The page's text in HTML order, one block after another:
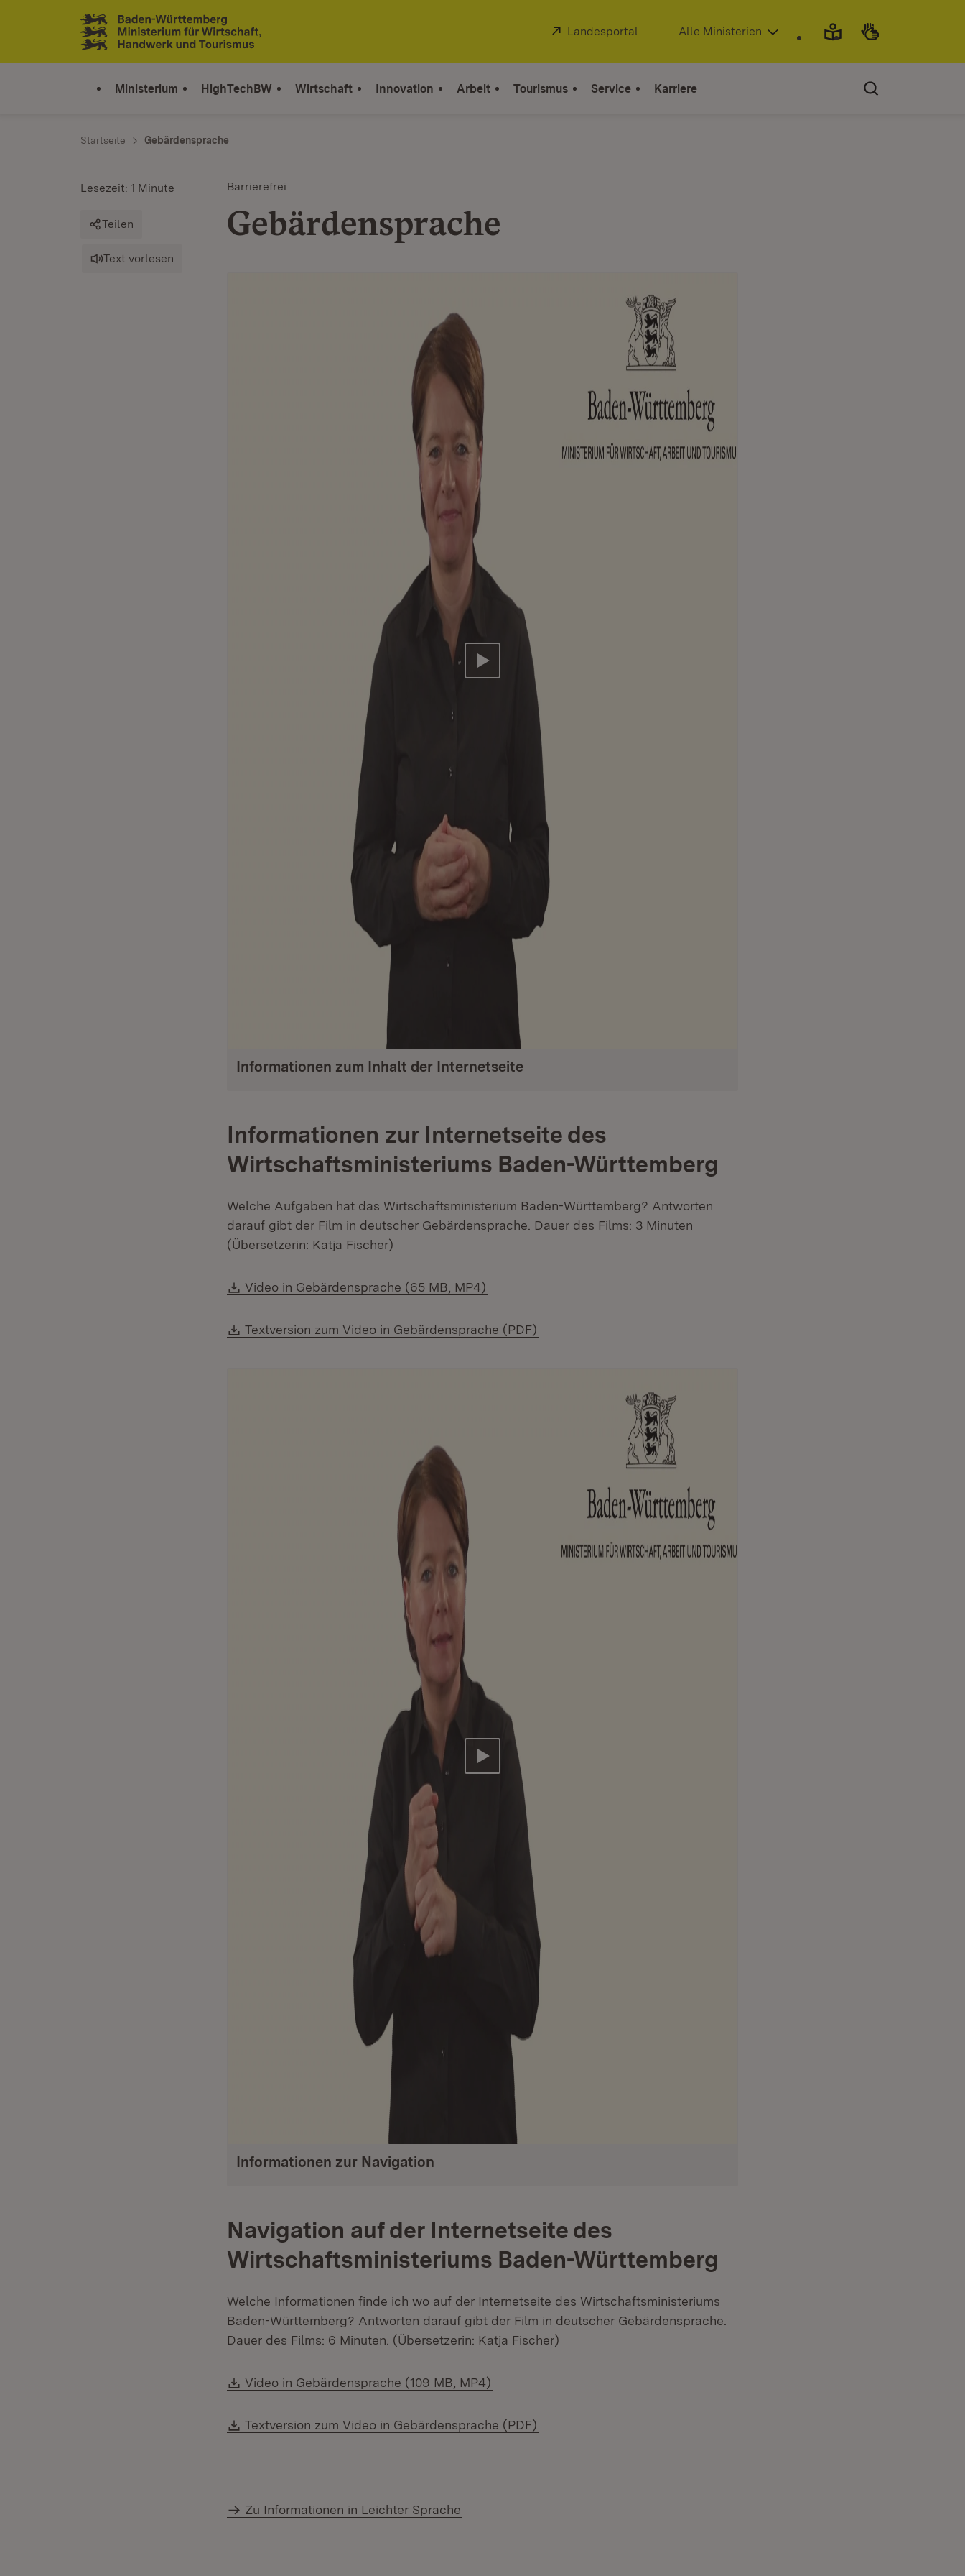
Zum Inhalt springen
Link zur Startseite
Extern:
Landesportal (Öffnet in neuem Fenster)
Alle Ministerien
Ministerium HighTechBW Wirtschaft Innovation Arbeit Tourismus Service Karriere
Startseite Gebärdensprache
Barrierefrei
Gebärdensprache
Lesezeit: 1 Minute
Teilen
Text vorlesen
Video abspielen
Informationen zum Inhalt der Internetseite
Informationen zur Internetseite des
Wirtschaftsministeriums Baden-Württemberg
Welche Aufgaben hat das Wirtschaftsministerium Baden-Württemberg? Antworten
darauf gibt der Film in deutscher Gebärdensprache. Dauer des Films: 3 Minuten
(Übersetzerin: Katja Fischer)
Download:
Video in Gebärdensprache (65 MB, MP4)
Download:
Textversion zum Video in Gebärdensprache (PDF)
Video abspielen
Informationen zur Navigation
Navigation auf der Internetseite des
Wirtschaftsministeriums Baden-Württemberg
Welche Informationen finde ich wo auf der Internetseite des Wirtschaftsministeriums
Baden-Württemberg? Antworten darauf gibt der Film in deutscher Gebärdensprache.
Dauer des Films: 6 Minuten. (Übersetzerin: Katja Fischer)
Download:
Video in Gebärdensprache (109 MB, MP4)
Download:
Textversion zum Video in Gebärdensprache (PDF)
Zu Informationen in Leichter Sprache